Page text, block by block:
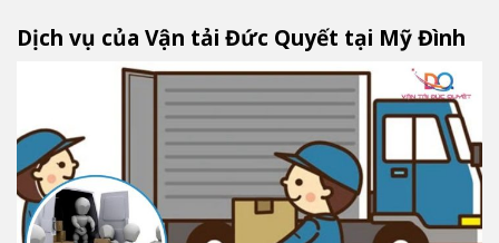
Dịch vụ của Vận tải Đức Quyết tại Mỹ Đình